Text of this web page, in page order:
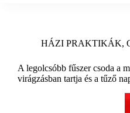
HÁZI PRAKTIKÁK,
A legolcsóbb fűszer csoda a
virágzásban tartja és a tűző